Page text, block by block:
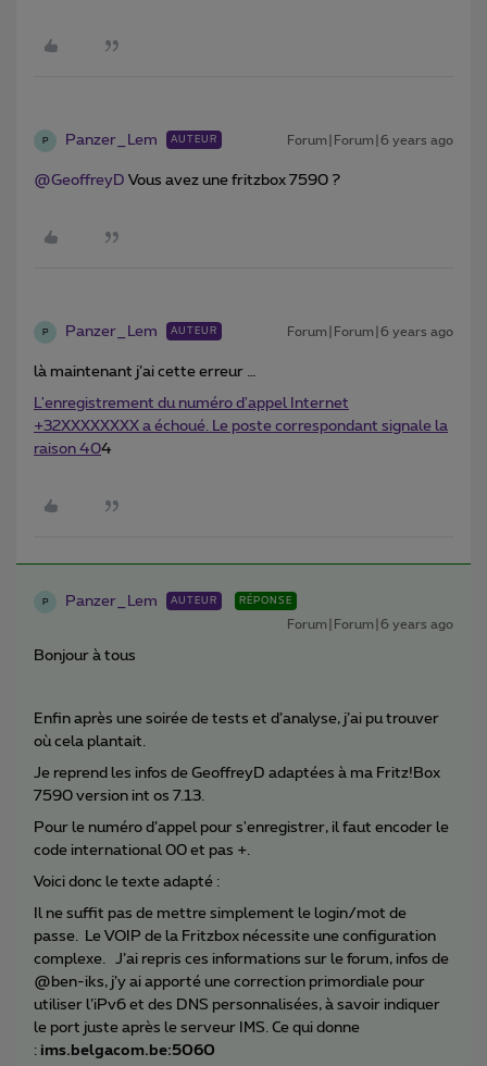
P Panzer_Lem AUTEUR Forum|Forum|6 years ago
@GeoffreyD Vous avez une fritzbox 7590 ?
P Panzer_Lem AUTEUR Forum|Forum|6 years ago
là maintenant j’ai cette erreur …
L'enregistrement du numéro d'appel Internet
+32XXXXXXXX a échoué. Le poste correspondant signale la
raison 404
P Panzer_Lem AUTEUR RÉPONSE
Forum|Forum|6 years ago
Bonjour à tous
Enfin après une soirée de tests et d’analyse, j’ai pu trouver
où cela plantait.
Je reprend les infos de GeoffreyD adaptées à ma Fritz!Box
7590 version int os 7.13.
Pour le numéro d’appel pour s'enregistrer, il faut encoder le
code international 00 et pas +.
Voici donc le texte adapté :
Il ne suffit pas de mettre simplement le login/mot de
passe. Le VOIP de la Fritzbox nécessite une configuration
complexe. J’ai repris ces informations sur le forum, infos de
@ben-iks, j’y ai apporté une correction primordiale pour
utiliser l’iPv6 et des DNS personnalisées, à savoir indiquer
le port juste après le serveur IMS. Ce qui donne
: ims.belgacom.be:5060